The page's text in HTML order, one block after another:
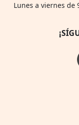
Lunes a viernes de